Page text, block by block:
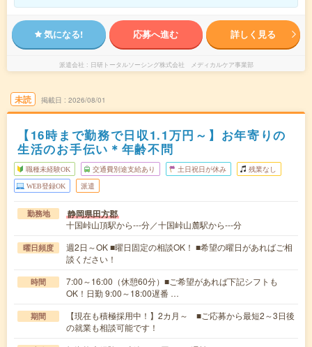
気になる! 応募へ進む 詳しく見る
派遣会社 日研トータルソーシング株式会社 メディカルケア事業部
未読 掲載日 2026/08/01
【16時まで勤務で日収1.1万円～】お年寄りの
生活のお手伝い＊年齢不問
職種未経験OK 交通費別途支給あり 土日祝日が休み 残業なし
WEB登録OK 派遣
勤務地 静岡県田方郡
十国峠山頂駅から---分／十国峠山麓駅から---分
曜日頻度
週2日～OK ■曜日固定の相談OK！ ■希望の曜日があればご相
談ください！
時間
7:00～16:00（休憩60分）■ご希望があれば下記シフトも
OK！日勤 9:00～18:00遅番 …
期間
【現在も積極採用中！】2カ月～ ■ご応募から最短2～3日後
の就業も相談可能です！